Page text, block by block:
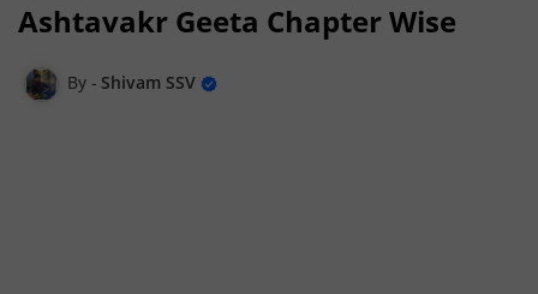
Ashtavakr Geeta Chapter Wise
Shivam SSV